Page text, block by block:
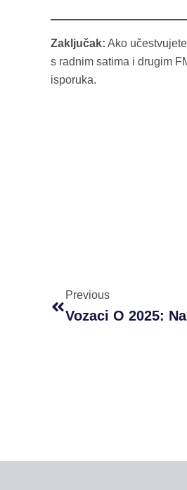
Zaključak: Ako
s radnim satima i drugim
isporuka.
Previous
Vozaci O 2025: